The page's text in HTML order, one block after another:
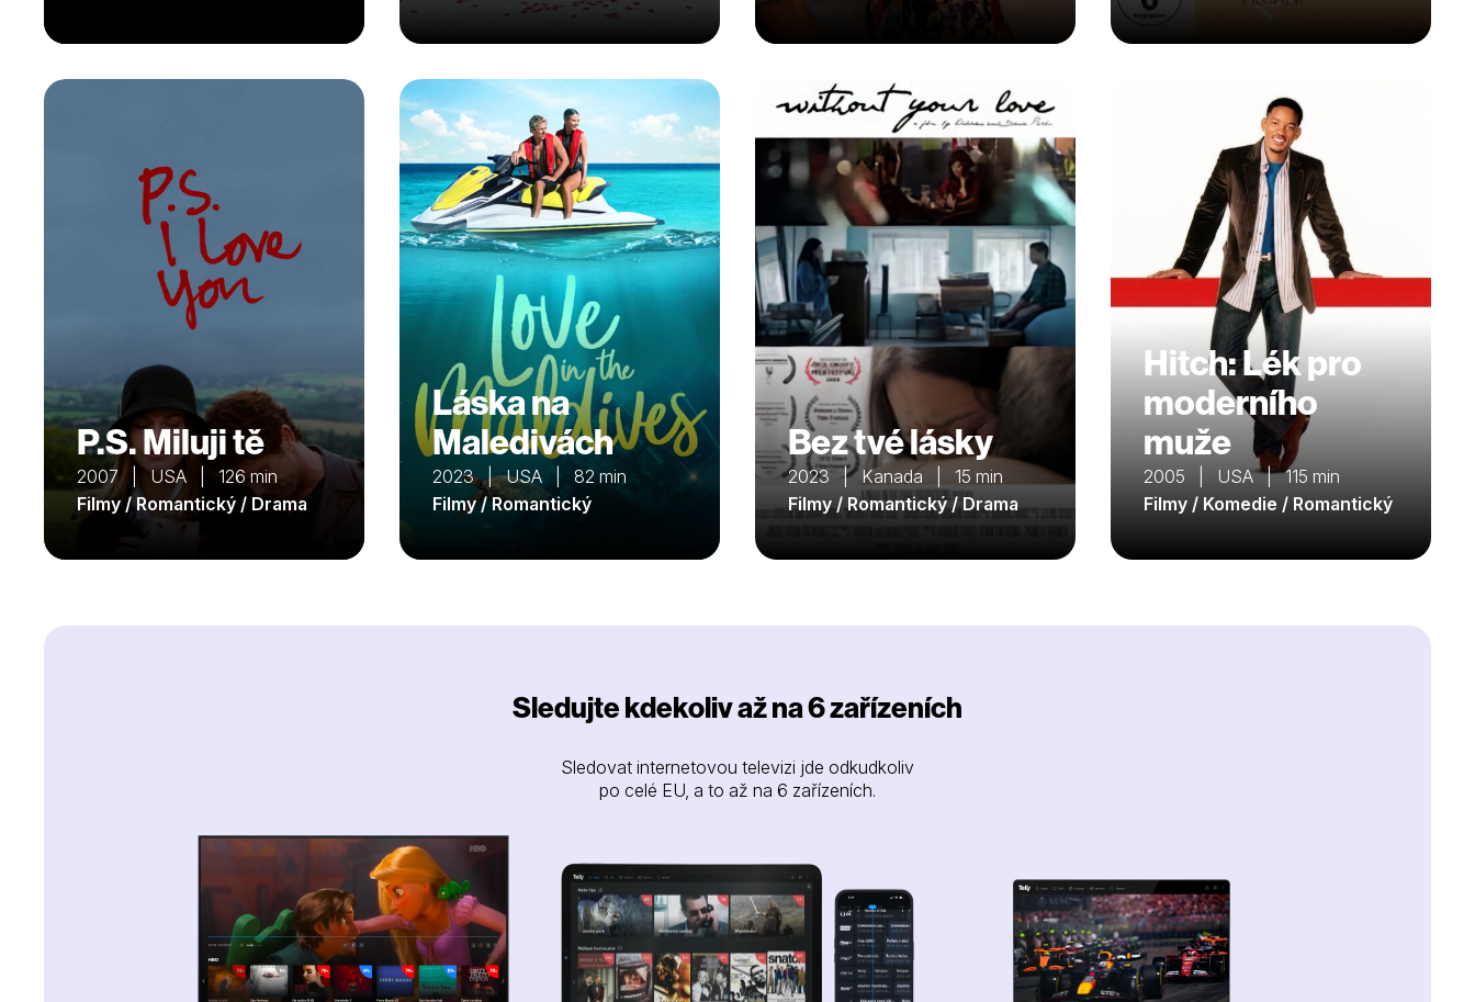
P.S. Miluji tě
2007 | USA | 126 min
Filmy / Romantický / Drama
Láska na
Maledivách
2023 | USA | 82 min
Filmy / Romantický
Bez tvé lásky
2023 | Kanada | 15 min
Filmy / Romantický / Drama
Hitch: Lék pro
moderního
muže
2005 | USA | 115 min
Filmy / Komedie / Romantický
Sledujte kdekoliv až na 6 zařízeních
Sledovat internetovou televizi jde odkudkoliv
po celé EU, a to až na 6 zařízeních.